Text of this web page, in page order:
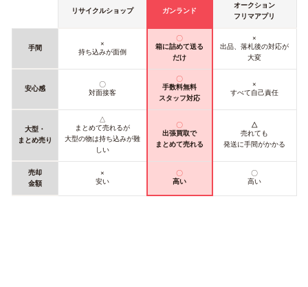
リサイクルショップ ガンランド
オークション
フリマアプリ
手間
×
持ち込みが面倒
〇
箱に詰めて送る
だけ
×
出品、落札後の対応が
大変
安心感
〇
対面接客
〇
手数料無料
スタッフ対応
×
すべて自己責任
大型・
まとめ売り
△
まとめて売れるが
大型の物は持ち込みが難
しい
〇
出張買取で
まとめて売れる
△
売れても
発送に手間がかかる
売却
金額
×
安い
〇
高い
〇
高い